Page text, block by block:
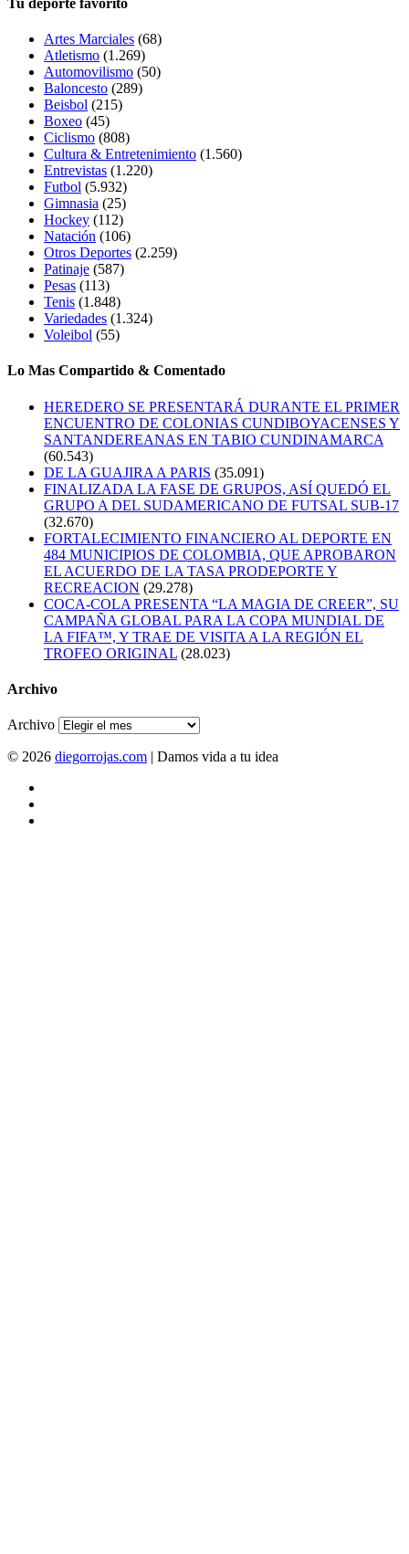
Tu deporte favorito
Artes Marciales (68)
Atletismo (1.269)
Automovilismo (50)
Baloncesto (289)
Beisbol (215)
Boxeo (45)
Ciclismo (808)
Cultura & Entretenimiento (1.560)
Entrevistas (1.220)
Futbol (5.932)
Gimnasia (25)
Hockey (112)
Natación (106)
Otros Deportes (2.259)
Patinaje (587)
Pesas (113)
Tenis (1.848)
Variedades (1.324)
Voleibol (55)
Lo Mas Compartido & Comentado
HEREDERO SE PRESENTARÁ DURANTE EL PRIMER
ENCUENTRO DE COLONIAS CUNDIBOYACENSES Y
SANTANDEREANAS EN TABIO CUNDINAMARCA
(60.543)
DE LA GUAJIRA A PARIS (35.091)
FINALIZADA LA FASE DE GRUPOS, ASÍ QUEDÓ EL
GRUPO A DEL SUDAMERICANO DE FUTSAL SUB-17
(32.670)
FORTALECIMIENTO FINANCIERO AL DEPORTE EN
484 MUNICIPIOS DE COLOMBIA, QUE APROBARON
EL ACUERDO DE LA TASA PRODEPORTE Y
RECREACION (29.278)
COCA-COLA PRESENTA “LA MAGIA DE CREER”, SU
CAMPAÑA GLOBAL PARA LA COPA MUNDIAL DE
LA FIFA™, Y TRAE DE VISITA A LA REGIÓN EL
TROFEO ORIGINAL (28.023)
Archivo
Archivo
© 2026 diegorrojas.com | Damos vida a tu idea